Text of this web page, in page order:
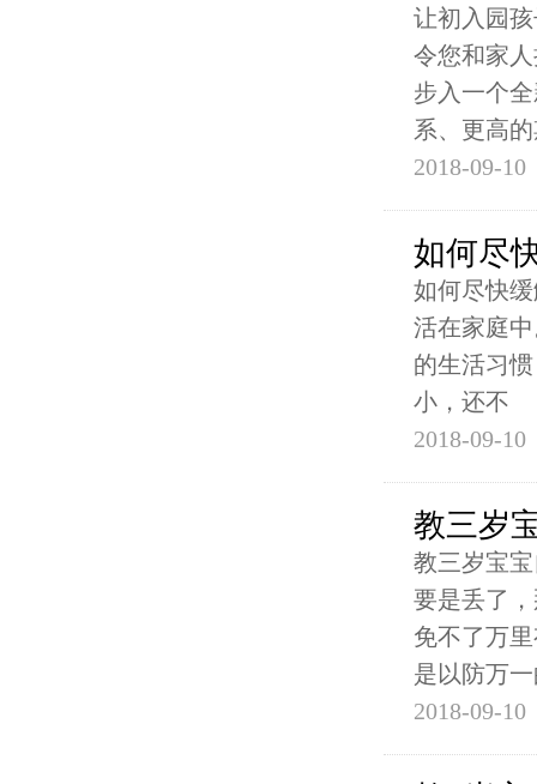
让初入园
令您和家
步入一个
系、更高
2018-09-10
如何尽
如何尽快
活在家庭
的生活习
小，还不
2018-09-10
教三岁
教三岁宝
要是丢了
免不了万
是以防万
2018-09-10